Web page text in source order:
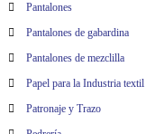
Pantalones
Pantalones de gabardina
Pantalones de mezclilla
Papel para la Industria textil
Patronaje y Trazo